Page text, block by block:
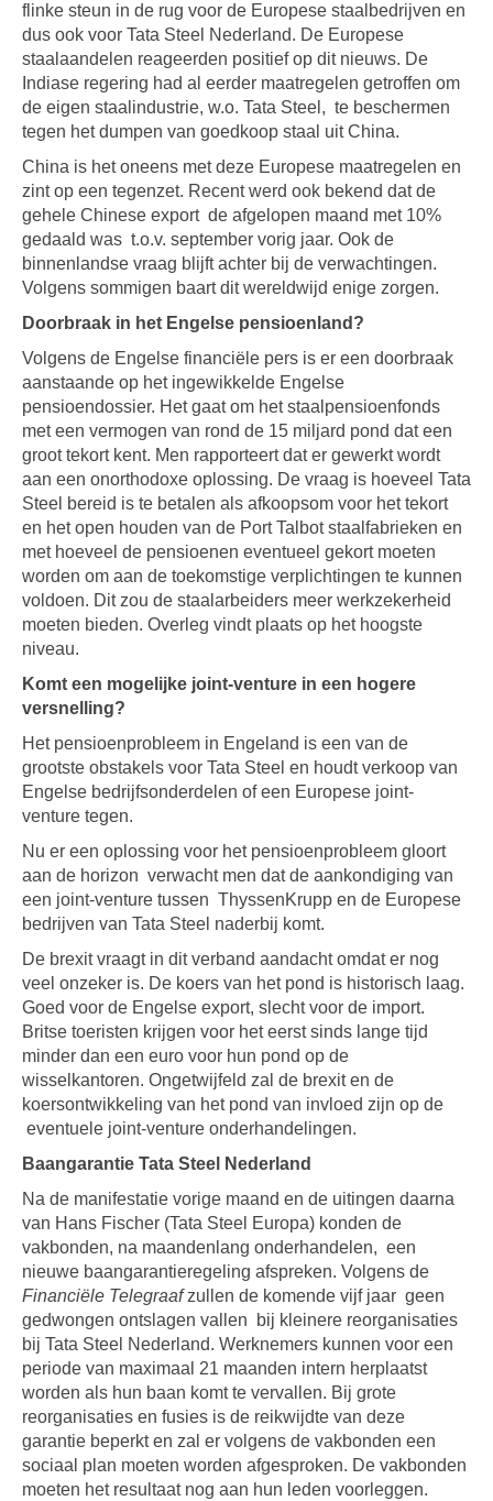
flinke steun in de rug voor de Europese staalbedrijven en
dus ook voor Tata Steel Nederland. De Europese
staalaandelen reageerden positief op dit nieuws. De
Indiase regering had al eerder maatregelen getroffen om
de eigen staalindustrie, w.o. Tata Steel, te beschermen
tegen het dumpen van goedkoop staal uit China.
China is het oneens met deze Europese maatregelen en
zint op een tegenzet. Recent werd ook bekend dat de
gehele Chinese export de afgelopen maand met 10%
gedaald was t.o.v. september vorig jaar. Ook de
binnenlandse vraag blijft achter bij de verwachtingen.
Volgens sommigen baart dit wereldwijd enige zorgen.
Doorbraak in het Engelse pensioenland?
Volgens de Engelse financiële pers is er een doorbraak
aanstaande op het ingewikkelde Engelse
pensioendossier. Het gaat om het staalpensioenfonds
met een vermogen van rond de 15 miljard pond dat een
groot tekort kent. Men rapporteert dat er gewerkt wordt
aan een onorthodoxe oplossing. De vraag is hoeveel Tata
Steel bereid is te betalen als afkoopsom voor het tekort
en het open houden van de Port Talbot staalfabrieken en
met hoeveel de pensioenen eventueel gekort moeten
worden om aan de toekomstige verplichtingen te kunnen
voldoen. Dit zou de staalarbeiders meer werkzekerheid
moeten bieden. Overleg vindt plaats op het hoogste
niveau.
Komt een mogelijke joint-venture in een hogere
versnelling?
Het pensioenprobleem in Engeland is een van de
grootste obstakels voor Tata Steel en houdt verkoop van
Engelse bedrijfsonderdelen of een Europese joint-
venture tegen.
Nu er een oplossing voor het pensioenprobleem gloort
aan de horizon verwacht men dat de aankondiging van
een joint-venture tussen ThyssenKrupp en de Europese
bedrijven van Tata Steel naderbij komt.
De brexit vraagt in dit verband aandacht omdat er nog
veel onzeker is. De koers van het pond is historisch laag.
Goed voor de Engelse export, slecht voor de import.
Britse toeristen krijgen voor het eerst sinds lange tijd
minder dan een euro voor hun pond op de
wisselkantoren. Ongetwijfeld zal de brexit en de
koersontwikkeling van het pond van invloed zijn op de
eventuele joint-venture onderhandelingen.
Baangarantie Tata Steel Nederland
Na de manifestatie vorige maand en de uitingen daarna
van Hans Fischer (Tata Steel Europa) konden de
vakbonden, na maandenlang onderhandelen, een
nieuwe baangarantieregeling afspreken. Volgens de
Financiële Telegraafzullen de komende vijf jaar geen
gedwongen ontslagen vallen bij kleinere reorganisaties
bij Tata Steel Nederland. Werknemers kunnen voor een
periode van maximaal 21 maanden intern herplaatst
worden als hun baan komt te vervallen. Bij grote
reorganisaties en fusies is de reikwijdte van deze
garantie beperkt en zal er volgens de vakbonden een
sociaal plan moeten worden afgesproken. De vakbonden
moeten het resultaat nog aan hun leden voorleggen.